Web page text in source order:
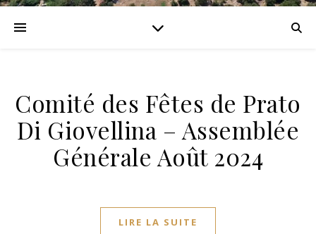
Comité des Fêtes de Prato
Di Giovellina – Assemblée
Générale Août 2024
LIRE LA SUITE